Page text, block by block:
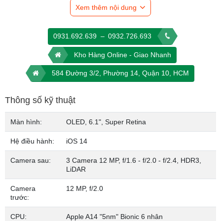
Viền màn hình của dòng iPhone 12 Pro vẫn tiếp tục sử dụng vật
chúng ta có thêm màu vàng bên cạnh 2 màu đen và trắng truyền
Kính cường lực siêu cứng
Xem thêm nội dung
0931.692.639 – 0932.726.693
Kho Hàng Online - Giao Nhanh
584 Đường 3/2, Phường 14, Quận 10, HCM
Thông số kỹ thuật
Màn hình: OLED, 6.1", Super Retina
Hệ điều hành: iOS 14
Camera sau:
3 Camera 12 MP, f/1.6 - f/2.0 - f/2.4, HDR3,
LiDAR
Camera
trước:
12 MP, f/2.0
CPU: Apple A14 "5nm" Bionic 6 nhân